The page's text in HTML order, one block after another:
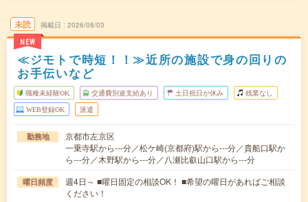
未読
NEW
掲載日 2026/08/03
≪ジモトで時短！！≫近所の施設で身の回りの
お手伝いなど
職種未経験OK 交通費別途支給あり 土日祝日が休み 残業なし
WEB登録OK 派遣
勤務地
京都市左京区
一乗寺駅から---分／松ケ崎(京都府)駅から---分／貴船口駅か
ら---分／木野駅から---分／八瀬比叡山口駅から---分
曜日頻度
週4日～ ■曜日固定の相談OK！ ■希望の曜日があればご相談
ください！